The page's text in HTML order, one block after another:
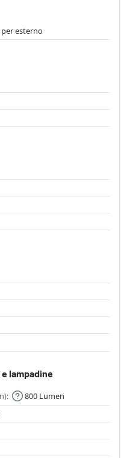
esterno
lampadine
800 Lumen